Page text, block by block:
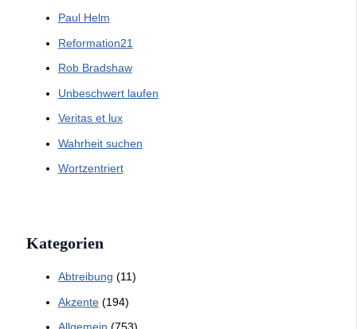
Paul Helm
Reformation21
Rob Bradshaw
Unbeschwert laufen
Veritas et lux
Wahrheit suchen
Wortzentriert
Kategorien
Abtreibung (11)
Akzente(194)